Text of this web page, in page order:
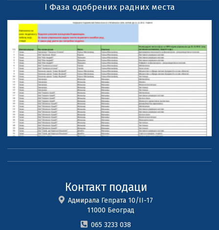
I Фаза одобрених радних места
Контакт подаци
Адмирала Гепрата 10/II-17
11000 Београд
065 3233 038